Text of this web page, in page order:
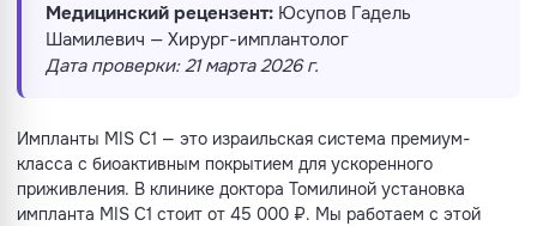
Медицинский рецензент: Юсупов Гадель
Шамилевич — Хирург-имплантолог
Дата проверки: 21 марта 2026 г.
Импланты MIS C1 — это израильская система премиум-
класса с биоактивным покрытием для ускоренного
приживления. В клинике доктора Томилиной установка
импланта MIS C1 стоит от 45 000 ₽. Мы работаем с этой